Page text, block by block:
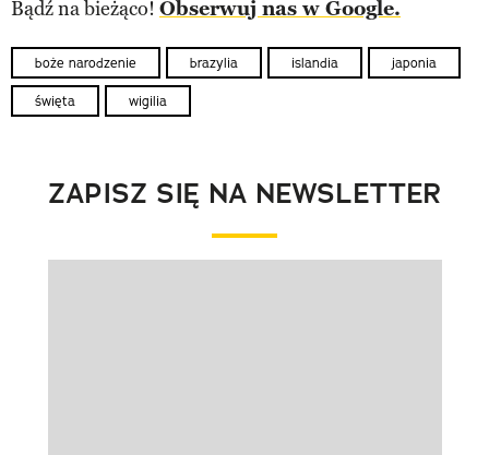
Bądź na bieżąco! Obserwuj nas w Google.
boże narodzenie brazylia islandia japonia
święta wigilia
ZAPISZ SIĘ NA NEWSLETTER